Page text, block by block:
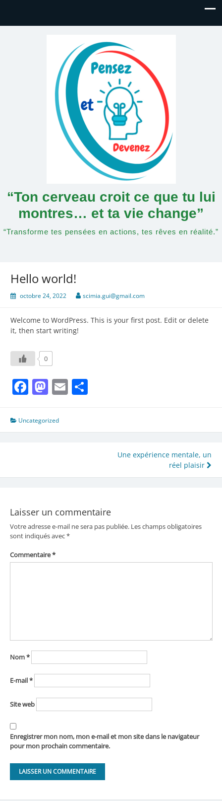
“Ton cerveau croit ce que tu lui
montres… et ta vie change”
“Transforme tes pensées en actions, tes rêves en réalité.”
Hello world!
octobre 24, 2022 scimia.gui@gmail.com
Welcome to WordPress. This is your first post. Edit or delete
it, then start writing!
0
Facebook
Mastodon
Email
Uncategorized
de
Une expérience mentale, un
réel plaisir
Laisser un commentaire
Votre adresse e-mail ne sera pas publiée. Les champs obligatoires
sont indiqués avec*
Commentaire*
Nom*
E-mail*
Site web
Enregistrer mon nom, mon e-mail et mon site dans le navigateur
pour mon prochain commentaire.